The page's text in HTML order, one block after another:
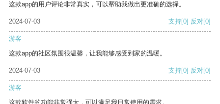
这款app的用户评论非常真实，可以帮助我做出更准确的选择。
2024-07-03 支持[0] 反对[0]
游客
这款app的社区氛围很温馨，让我能够感受到家的温暖。
2024-07-03 支持[0] 反对[0]
游客
这款软件的功能非常强大，可以满足我日常使用的需求。